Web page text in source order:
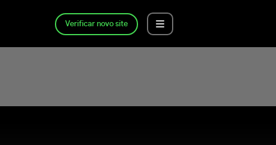
Verificar novo site